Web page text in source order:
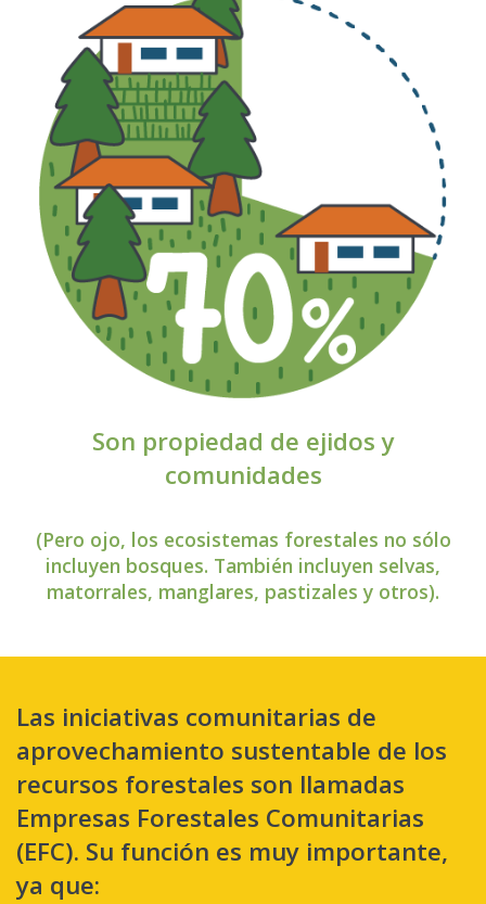
Son propiedad de ejidos y
comunidades
(Pero ojo, los ecosistemas forestales no sólo
incluyen bosques. También incluyen selvas,
matorrales, manglares, pastizales y otros).
Las iniciativas comunitarias de
aprovechamiento sustentable de los
recursos forestales son llamadas
Empresas Forestales Comunitarias
(EFC). Su función es muy importante,
ya que: